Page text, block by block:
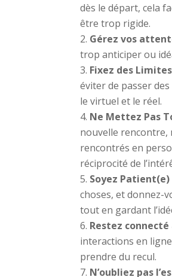
dès le départ, cela
être trop rigide.
Gérez vos
trop anticiper ou
Fixez des Limites
éviter de passer
le virtuel et le réel.
Ne Mettez Pas
nouvelle rencontre,
rencontrés en
réciprocité de
Soyez Patient(e)
choses, et donnez-
tout en gardant
Restez
interactions en
prendre du recul.
N’oubliez pas